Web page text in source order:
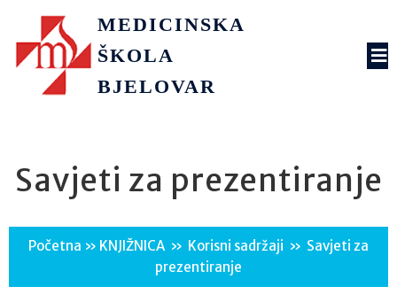
MEDICINSKA
ŠKOLA
BJELOVAR
Savjeti za prezentiranje
Početna » KNJIŽNICA » Korisni sadržaji » Savjeti za
prezentiranje